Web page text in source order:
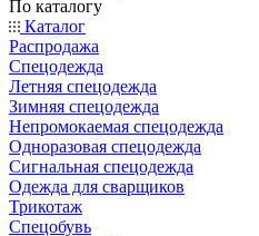
По каталогу
Каталог
Распродажа
Спецодежда
Летняя спецодежда
Зимняя спецодежда
Непромокаемая спецодежда
Одноразовая спецодежда
Сигнальная спецодежда
Одежда для сварщиков
Трикотаж
Спецобувь